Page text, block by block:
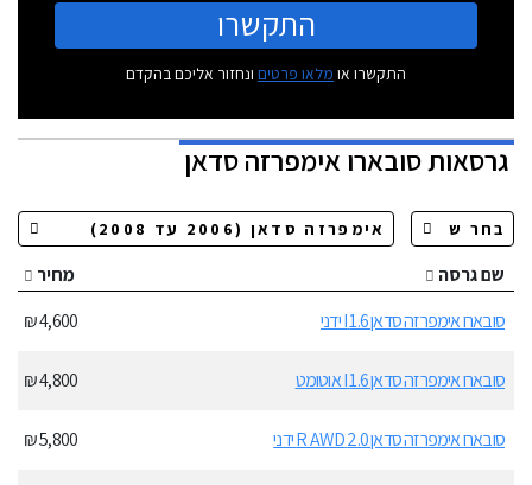
התקשרו
התקשרו או מלאו פרטים ונחזור אליכם בהקדם
גרסאותסובארו אימפרזה סדאן
שם גרסה
מחיר
סובארו אימפרזה סדאן 1.6 I ידני
4,600 ₪
סובארו אימפרזה סדאן 1.6 I אוטומט 4,800 ₪
סובארו אימפרזה סדאן 2.0 R AWD ידני 5,800 ₪